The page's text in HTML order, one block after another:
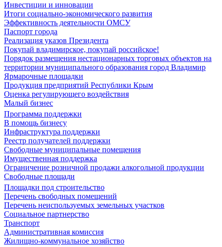
Инвестиции и инновации
Итоги социально-экономического развития
Эффективность деятельности ОМСУ
Паспорт города
Реализация указов Президента
Покупай владимирское, покупай российское!
Порядок размещения нестационарных торговых объектов на
территории муниципального образования город Владимир
Ярмарочные площадки
Продукция предприятий Республики Крым
Оценка регулирующего воздействия
Малый бизнес
Программа поддержки
В помощь бизнесу
Инфраструктура поддержки
Реестр получателей поддержки
Свободные муниципальные помещения
Имущественная поддержка
Ограничение розничной продажи алкогольной продукции
Свободные площади
Площадки под строительство
Перечень свободных помещений
Перечень неиспользуемых земельных участков
Социальное партнерство
Транспорт
Административная комиссия
Жилищно-коммунальное хозяйство